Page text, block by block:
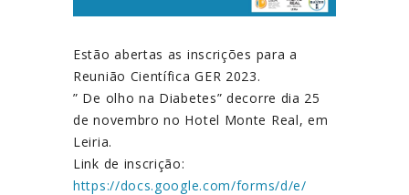
Estão abertas as inscrições para a
Reunião Científica GER 2023.
” De olho na Diabetes” decorre dia 25
de novembro no Hotel Monte Real, em
Leiria.
Link de inscrição:
https://docs.google.com/forms/d/e/